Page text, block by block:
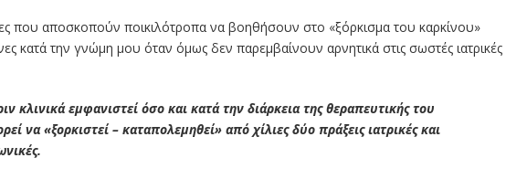
που αποσκοπούν ποικιλότροπα να βοηθήσουν στο «ξόρκισμα του καρκίνου»
κατά την γνώμη μου όταν όμως δεν παρεμβαίνουν αρνητικά στις σωστές ιατρικές
κλινικά εμφανιστεί όσο και κατά την διάρκεια της θεραπευτικής του
να «ξορκιστεί – καταπολεμηθεί» από χίλιες δύο πράξεις ιατρικές και